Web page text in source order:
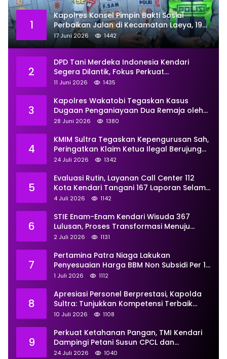
1
Kapolres Konsel Pimpin Bakti Sosial
Perbaikan Jalan di Kecamatan Laeya, 19
Titik Rusak Siap Ditambal
17 Juni 2026 1442
2
DPD Tani Merdeka Indonesia Kendari
Segera Dilantik, Fokus Perkuat
Pemberdayaan
11 Juni 2026 1435
3
Kapolres Wakatobi Tegaskan Kasus
Dugaan Penganiayaan Dua Remaja oleh
Dua Anggota Ditangani Secara
28 Juni 2026 1380
4
KMIM Sultra Tegaskan Kepengurusan Sah,
Peringatkan Klaim Ketua Ilegal Berujung
Proses Hukum
24 Juli 2026 1342
5
Evaluasi Rutin, Layanan Call Center 112
Kota Kendari Tangani 167 Laporan Selama
Juni
4 Juli 2026 1142
6
STIE Enam-Enam Kendari Wisuda 367
Lulusan, Proses Transformasi Menuju
Universitas Resmi Diterima
2 Juli 2026 1131
7
Pertamina Patra Niaga Lakukan
Penyesuaian Harga BBM Non Subsidi Per 1
Juli 2026, Berikut Rinciannya
1 Juli 2026 1112
8
Apresiasi Personel Berprestasi, Kapolda
Sultra: Tunjukkan Kompetensi Terbaik
untuk Masyarakat
10 Juli 2026 1108
9
Perkuat Ketahanan Pangan, TMI Kendari
Dampingi Petani Susun CPCL dan
Persiapkan Sentra Ayam Petelur
24 Juli 2026 1040